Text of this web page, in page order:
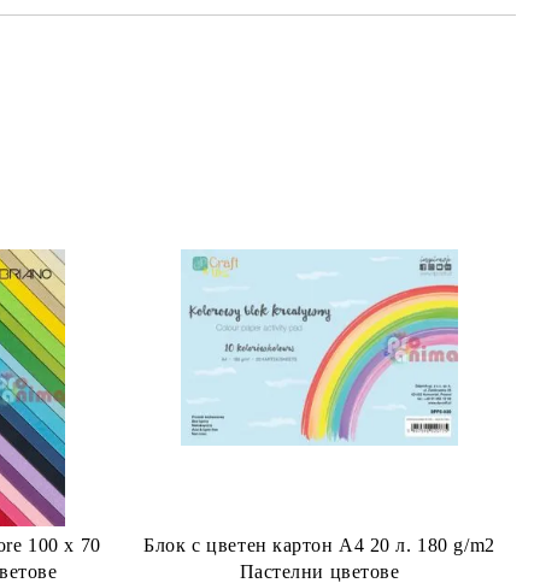
100 x 70
Блок с цветен картон А4 20 л. 180 g/m2
Пастелни цветове